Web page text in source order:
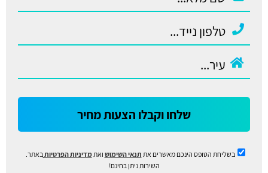
שלחו וקבלו הצעות מחיר
בשליחת הטופס הינכם מאשרים את תנאי השימוש ואתמדיניות הפרטיותבאתר.
השירות ניתן בחינם!